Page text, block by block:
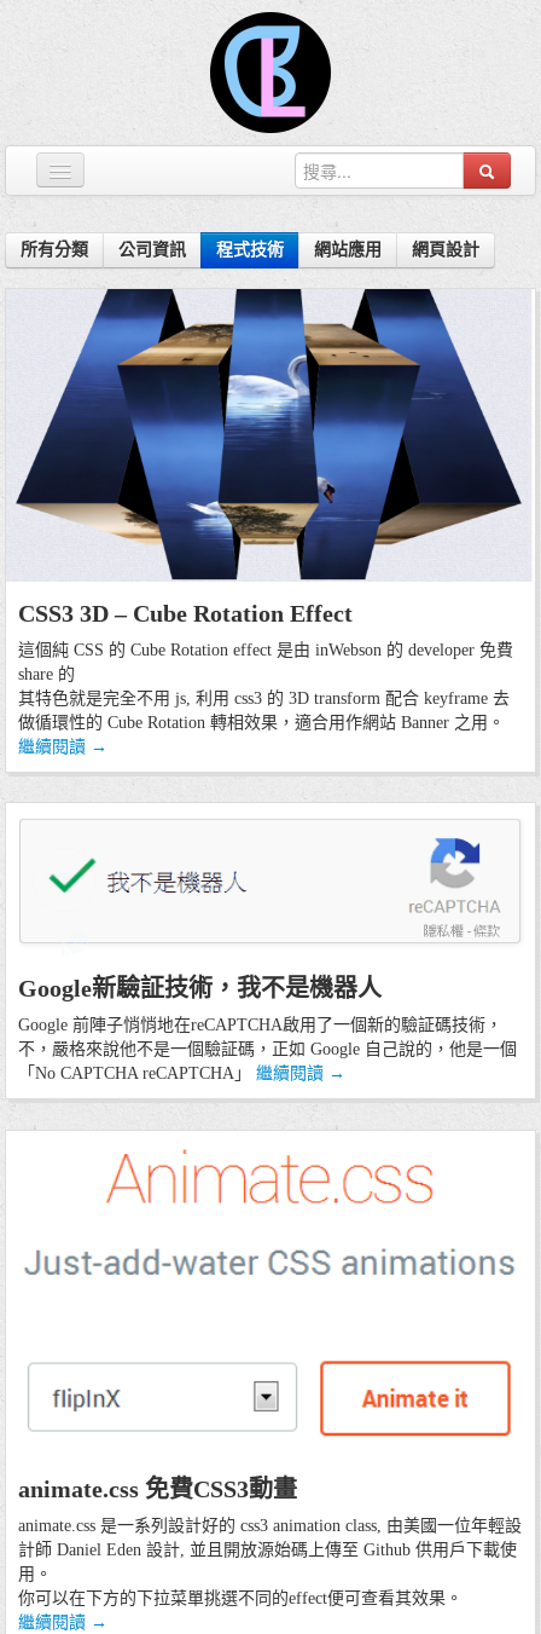
網頁設計
關於我們
服務流程
最新作品
服務計劃
聯絡我們
所有分類 公司資訊 程式技術 網站應用 網頁設計
程式技術 網頁設計
CSS3 3D – Cube Rotation Effect
這個純 CSS 的 Cube Rotation effect 是由 inWebson 的 developer 免費
share 的
其特色就是完全不用 js, 利用 css3 的 3D transform 配合 keyframe 去
做循環性的 Cube Rotation 轉相效果，適合用作網站 Banner 之用。
繼續閱讀 →
程式技術 網絡資訊
Google新驗証技術，我不是機器人
Google 前陣子悄悄地在reCAPTCHA啟用了一個新的驗証碼技術，
不，嚴格來說他不是一個驗証碼，正如 Google 自己說的，他是一個
「No CAPTCHA reCAPTCHA」繼續閱讀 →
11/01/15
程式技術 網頁設計
animate.css 免費CSS3動畫
animate.css 是一系列設計好的 css3 animation class, 由美國一位年輕設
計師 Daniel Eden 設計, 並且開放源始碼上傳至 Github 供用戶下載使
用。
你可以在下方的下拉菜單挑選不同的effect便可查看其效果。
繼續閱讀 →